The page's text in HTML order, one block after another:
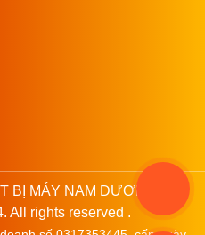
BỊ MÁY NAM DƯƠNG
All rights reserved .